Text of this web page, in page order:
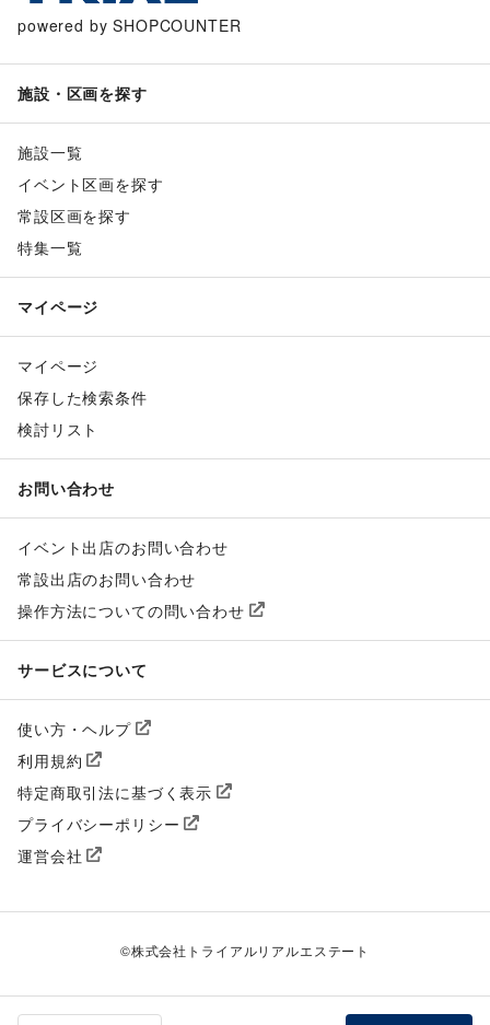
powered by SHOPCOUNTER
施設・区画を探す
施設一覧
イベント区画を探す
常設区画を探す
特集一覧
マイページ
マイページ
保存した検索条件
検討リスト
お問い合わせ
イベント出店のお問い合わせ
常設出店のお問い合わせ
操作方法についての問い合わせ
サービスについて
使い方・ヘルプ
利用規約
特定商取引法に基づく表示
プライバシーポリシー
運営会社
©株式会社トライアルリアルエステート